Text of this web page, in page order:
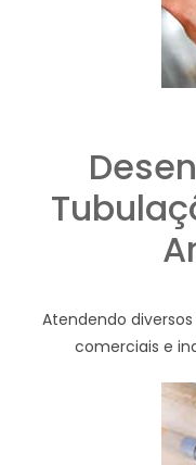
Atendendo
comerciais e